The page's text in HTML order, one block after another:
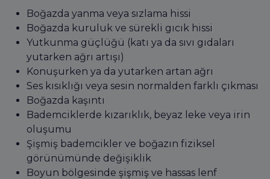
Boğazda yanma veya sızlama hissi
Boğazda kuruluk ve sürekli gıcık hissi
Yutkunma güçlüğü (katı ya da sıvı gıdaları
yutarken ağrı artışı)
Konuşurken ya da yutarken artan ağrı
Ses kısıklığı veya sesin normalden farklı çıkması
Boğazda kaşıntı
Bademciklerde kızarıklık, beyaz leke veya irin
oluşumu
Şişmiş bademcikler ve boğazın fiziksel
görünümünde değişiklik
Boyun bölgesinde şişmiş ve hassas lenf